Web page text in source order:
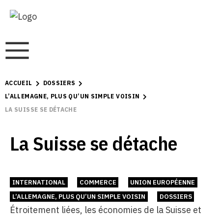
ACCUEIL
DOSSIERS
L’ALLEMAGNE, PLUS QU’UN SIMPLE VOISIN
LA SUISSE SE DÉTACHE
La Suisse se détache
INTERNATIONAL COMMERCE
UNION EUROPÉENNE
L’ALLEMAGNE, PLUS QU’UN SIMPLE VOISIN
DOSSIERS
Étroitement liées, les économies de la Suisse et